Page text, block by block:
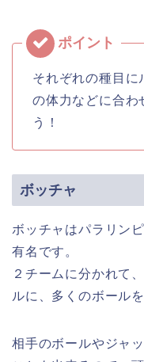
それぞれの種目に
の体力などに合わ
う！
ボッチャ
ボッチャはパラリン
有名です。
２チームに分かれて
ルに、多くのボール
相手のボールやジャ